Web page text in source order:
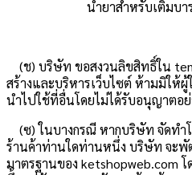
น้ํายาสําหรับเติมบ
(ช) บริษัท ขอสงวนลิขสิทธิ์ใน
สร้างและบริหารเว็บไซต์ ห้ามมิให้
นำไปใช้ที่อื่นโดยไม่ได้รับอนุญาตอ
(ซ) ในบางกรณี หากบริษัท จัดทำ
ร้านค้าท่านใดท่านหนึ่ง บริษัท จะ
มาตรฐานของ ketshopweb.com โ